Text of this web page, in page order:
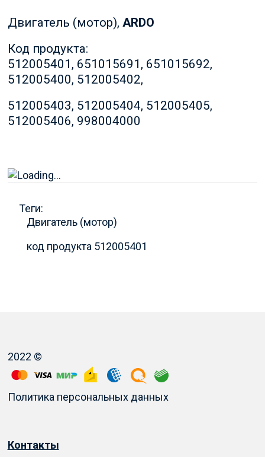
Двигатель (мотор), ARDO
Код продукта:
512005401, 651015691, 651015692,
512005400, 512005402,
512005403, 512005404, 512005405,
512005406, 998004000
Теги:
Двигатель (мотор)
код продукта 512005401
2022 ©
Политика персональных данных
Контакты